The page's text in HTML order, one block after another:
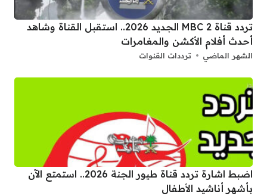
تردد قناة 2 MBC الجديد 2026.. استقبل القناة وشاهد
أحدث أفلام الأكشن والمغامرات
الشهر الماضي ترددات القنوات
اضبط اشارة تردد قناة طيور الجنة 2026.. استمتع الآن
بأشهر أناشيد الأطفال